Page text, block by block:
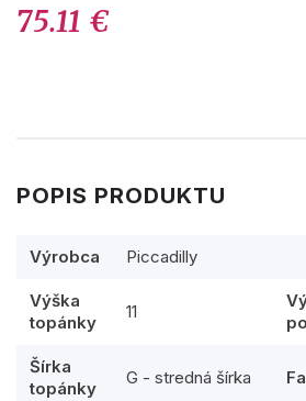
75.11 €
POPIS PRODUKTU
Výrobca Piccadilly
Výška
topánky
11
Šírka
topánky
G - stredná šírka